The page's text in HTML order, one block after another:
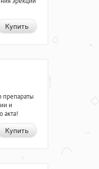
Купить
препараты
и
акта!
Купить